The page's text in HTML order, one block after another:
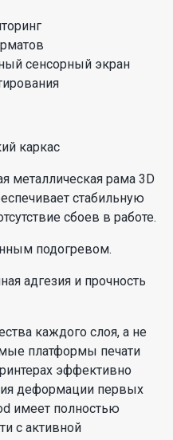
сенсорный экран
каркас
металлическая рама 3D
стабильную
сбоев в работе.
подогревом.
адгезия и прочность
каждого слоя, а не
платформы печати
эффективно
деформации первых
имеет полностью
с активной